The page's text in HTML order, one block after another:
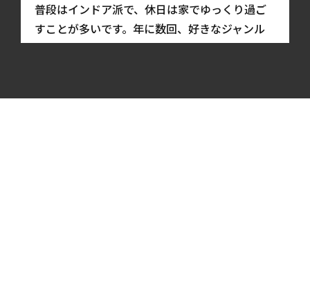
普段はインドア派で、休日は家でゆっくり過ご
すことが多いです。年に数回、好きなジャンル
のライブや舞台などのために遠征することもあ